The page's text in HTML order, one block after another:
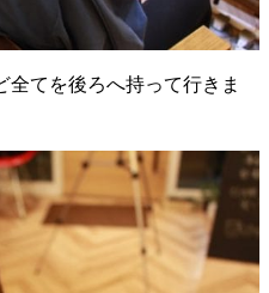
てを後ろへ持って行きま